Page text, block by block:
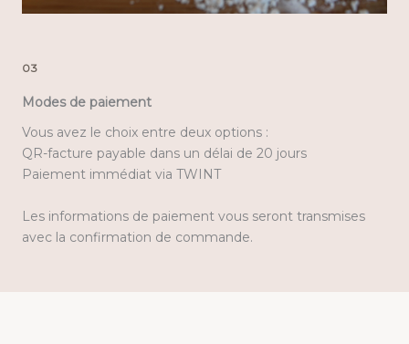
03
Modes de paiement
Vous avez le choix entre deux options :
QR-facture payable dans un délai de 20 jours
Paiement immédiat via TWINT
Les informations de paiement vous seront transmises
avec la confirmation de commande.